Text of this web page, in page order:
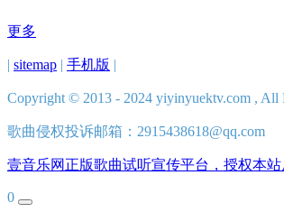
更多
| sitemap | 手机版 |
Copyright © 2013 - 2024 yiyinyuektv.com ,
歌曲侵权投诉邮箱：2915438618@qq.com
壹音乐网正版歌曲试听宣传平台，授权本站
0